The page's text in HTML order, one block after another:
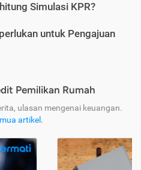
Simulasi KPR?
untuk Pengajuan
Pemilikan Rumah
ulasan mengenai keuangan.
artikel .